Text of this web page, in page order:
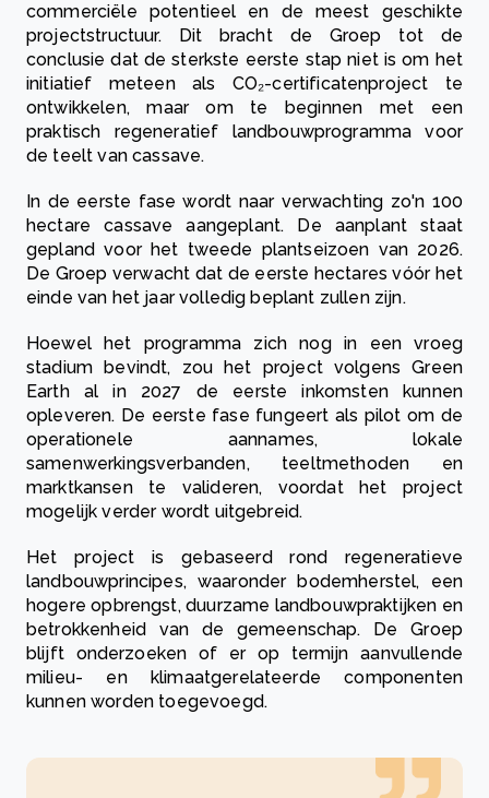
commerciële potentieel en de meest geschikte
projectstructuur. Dit bracht de Groep tot de
conclusie dat de sterkste eerste stap niet is om het
initiatief meteen als CO₂-certificatenproject te
ontwikkelen, maar om te beginnen met een
praktisch regeneratief landbouwprogramma voor
de teelt van cassave.
In de eerste fase wordt naar verwachting zo'n 100
hectare cassave aangeplant. De aanplant staat
gepland voor het tweede plantseizoen van 2026.
De Groep verwacht dat de eerste hectares vóór het
einde van het jaar volledig beplant zullen zijn.
Hoewel het programma zich nog in een vroeg
stadium bevindt, zou het project volgens Green
Earth al in 2027 de eerste inkomsten kunnen
opleveren. De eerste fase fungeert als pilot om de
operationele aannames, lokale
samenwerkingsverbanden, teeltmethoden en
marktkansen te valideren, voordat het project
mogelijk verder wordt uitgebreid.
Het project is gebaseerd rond regeneratieve
landbouwprincipes, waaronder bodemherstel, een
hogere opbrengst, duurzame landbouwpraktijken en
betrokkenheid van de gemeenschap. De Groep
blijft onderzoeken of er op termijn aanvullende
milieu- en klimaatgerelateerde componenten
kunnen worden toegevoegd.